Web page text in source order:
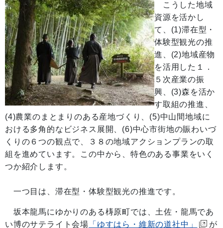
こうした地域
資源を活かし
て、(1)滞在型・
体験型観光の推
進、(2)地域産物
を活用した１．
５次産業の振
興、(3)森を活か
す取組の推進、
(4)農業のまとまりのある産地づくり、(5)中山間地域に
おける多角的なビジネス展開、(6)中心市街地の賑わいづ
くりの６つの観点で、３８の地域アクションプランの取
組を進めています。この中から、特色のある事業をいく
つか紹介します。
一つ目は、滞在型・体験型観光の推進です。
坂本龍馬にゆかりのある梼原町では、土佐・龍馬であ
い博のサテライト会場 「ゆすはら・維新の道社中」
が